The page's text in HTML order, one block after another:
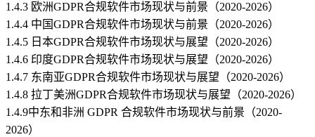
1.4.3 欧洲GDPR合规软件市场现状与前景（2020-2026）
1.4.4 中国GDPR合规软件市场现状与前景（2020-2026）
1.4.5 日本GDPR合规软件市场现状与展望（2020-2026）
1.4.6 印度GDPR合规软件市场现状与展望（2020-2026）
1.4.7 东南亚GDPR合规软件市场现状与展望（2020-2026）
1.4.8 拉丁美洲GDPR合规软件市场现状与展望（2020-2026）
1.4.9中东和非洲 GDPR 合规软件市场现状与前景（2020-
2026）